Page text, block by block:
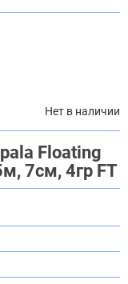
Нет в наличии
Floating
7см, 4гр FT